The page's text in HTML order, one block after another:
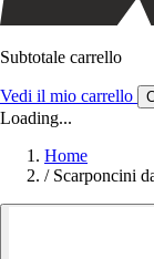
Subtotale carrello
Vedi il mio carrello
Loading...
Home
/ Scarponcini